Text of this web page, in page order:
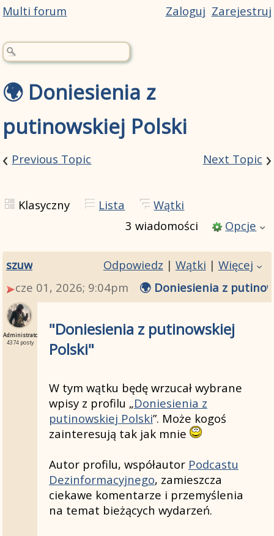
Multi forum Zaloguj Zarejestruj
🌍 Doniesienia z
putinowskiej Polski
‹ Previous Topic Next Topic ›
Klasyczny Lista
Wątki
3 wiadomości
Opcje
szuw Odpowiedz | Wątki | Więcej
cze 01, 2026; 9:04pm
🌍 Doniesienia z
Administrator
4374 posty
"Doniesienia z putinowskiej
Polski"
W tym wątku będę wrzucał wybrane
wpisy z profilu „Doniesienia z
putinowskiej Polski”. Może kogoś
zainteresują tak jak mnie
Autor profilu, współautor Podcastu
Dezinformacyjnego, zamieszcza
ciekawe komentarze i przemyślenia
na temat bieżących wydarzeń.